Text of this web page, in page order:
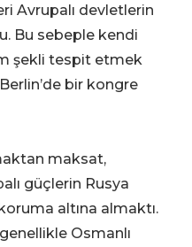
Avrupalı devletlerin
Bu sebeple kendi
şekli tespit etmek
bir kongre
maksat,
güçlerin Rusya
altına almaktı.
Osmanlı